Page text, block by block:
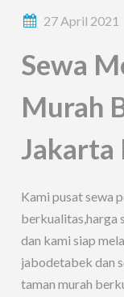
27 April 2021
Sewa
Murah
Jakarta
Kami pusat sewa
berkualitas,harga
dan kami siap
jabodetabek dan
taman murah